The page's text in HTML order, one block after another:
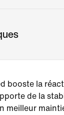
booste la
de la
meilleur